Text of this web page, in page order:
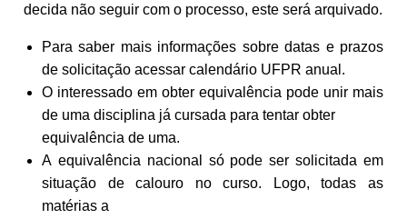
decida não seguir com o processo, este será arquivado.
Para saber mais informações sobre datas e prazos
de solicitação acessar calendário UFPR anual.
O interessado em obter equivalência pode unir mais
de uma disciplina já cursada para tentar obter
equivalência de uma.
A equivalência nacional só pode ser solicitada em
situação de calouro no curso. Logo, todas as
matérias a